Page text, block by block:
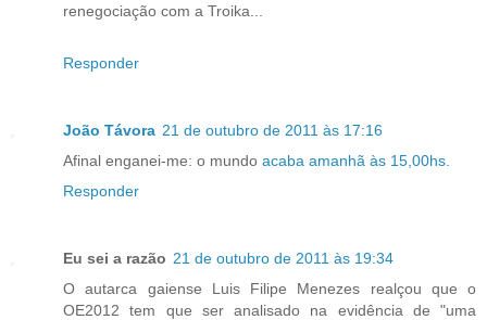
renegociação com a Troika...
Responder
João Távora 21 de outubro de 2011 às 17:16
Afinal enganei-me: o mundo acaba amanhã às 15,00hs.
Responder
Eu sei a razão 21 de outubro de 2011 às 19:34
O autarca gaiense Luis Filipe Menezes realçou que o
OE2012 tem que ser analisado na evidência de "uma